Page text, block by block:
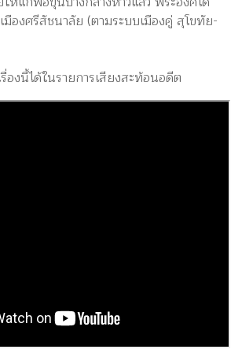
มืองศรีสัชนาลัย (ตามระบบเมืองคู่ สุโขทัย-
องนี้ได้ในรายการเสียงสะท้อนอดีต